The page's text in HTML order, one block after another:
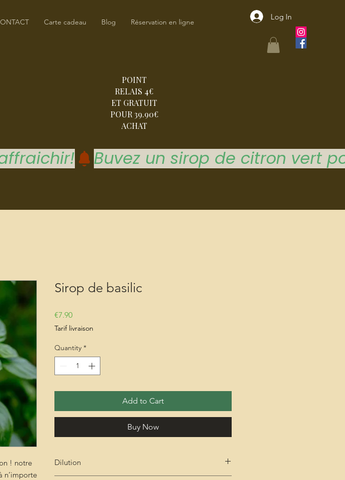
Log In
Carte cadeau Blog Réservation en ligne
POINT
RELAIS 4€
ET GRATUIT
POUR 39.90€
ACHAT
! notre
n’importe
Sirop de basilic
€7.90Price
Tarif livraison
Quantity *
Add to Cart
Buy Now
Dilution